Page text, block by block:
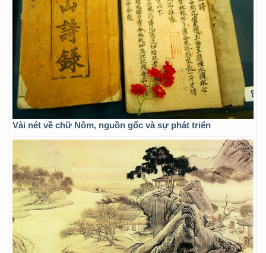
Vài nét về chữ Nôm, nguồn gốc và sự phát triển